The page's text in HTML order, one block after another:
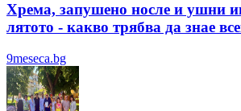
Хрема, запушено носле и ушни
лятотo - какво трябва да знае
9meseca.bg